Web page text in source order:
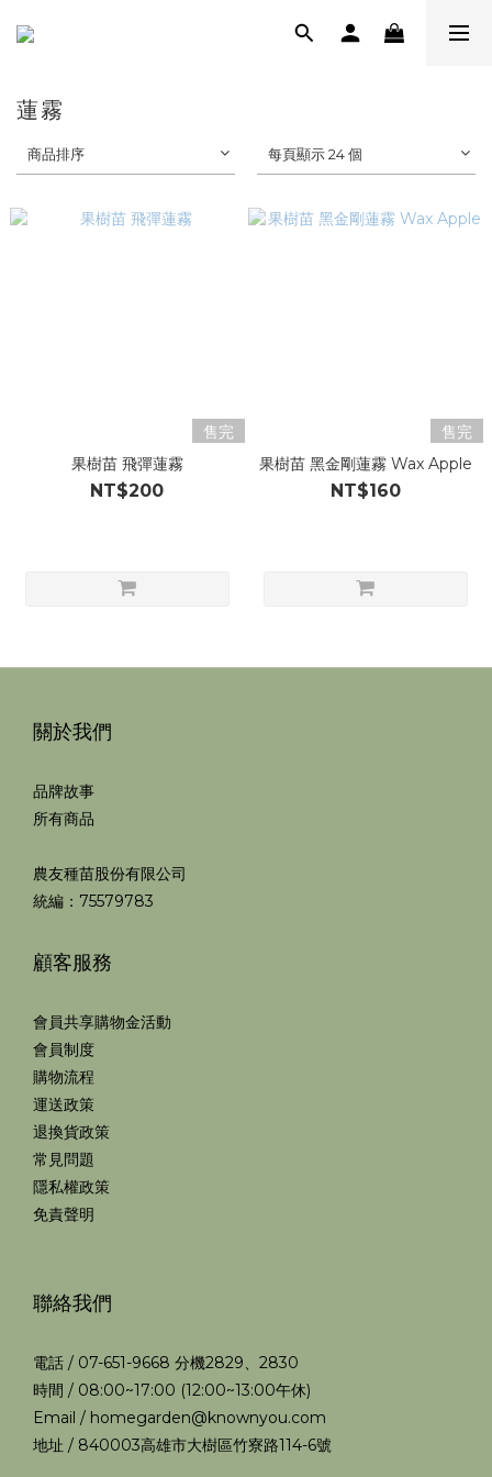
蓮霧
商品排序 每頁顯示 24 個
售完
果樹苗 飛彈蓮霧
NT$200
售完
果樹苗 黑金剛蓮霧 Wax Apple
NT$160
關於我們
品牌故事
所有商品
農友種苗股份有限公司
統編：75579783
顧客服務
會員共享購物金活動
會員制度
購物流程
運送政策
退換貨政策
常見問題
隱私權政策
免責聲明
聯絡我們
電話 / 07-651-9668 分機2829、2830
時間 / 08:00~17:00 (12:00~13:00午休)
Email / homegarden@knownyou.com
地址 / 840003高雄市大樹區竹寮路114-6號